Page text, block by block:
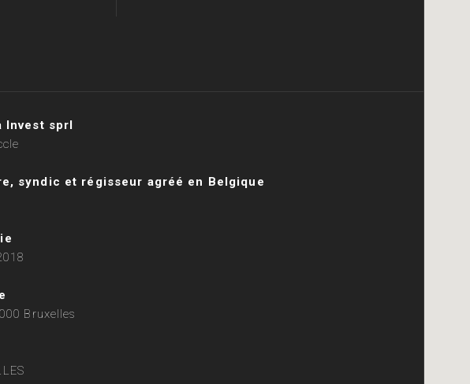
Invest sprl
syndic et régisseur agréé en Belgique
Bruxelles